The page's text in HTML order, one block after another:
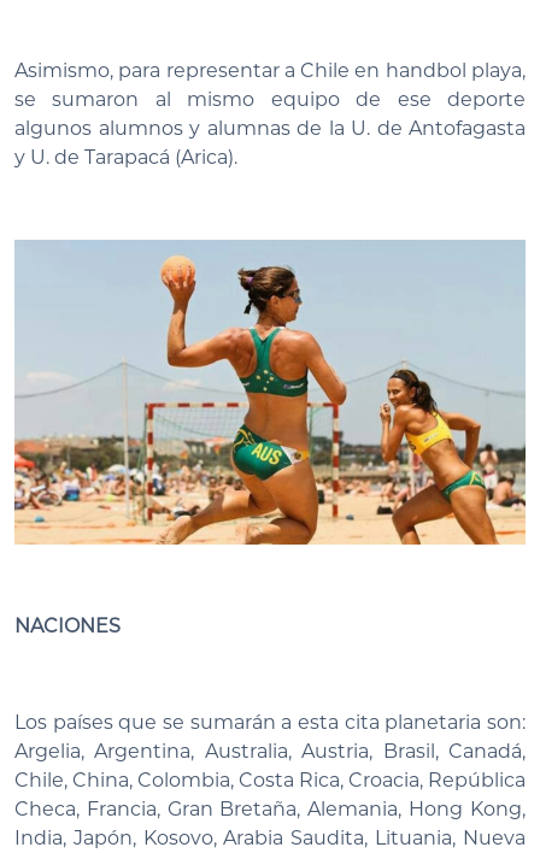
Asimismo, para representar a Chile en handbol playa,
se sumaron al mismo equipo de ese deporte
algunos alumnos y alumnas de la U. de Antofagasta
y U. de Tarapacá (Arica).
NACIONES
Los países que se sumarán a esta cita planetaria son:
Argelia, Argentina, Australia, Austria, Brasil, Canadá,
Chile, China, Colombia, Costa Rica, Croacia, República
Checa, Francia, Gran Bretaña, Alemania, Hong Kong,
India, Japón, Kosovo, Arabia Saudita, Lituania, Nueva